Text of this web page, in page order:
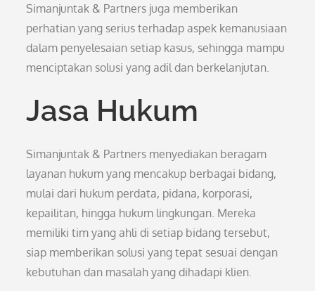
Simanjuntak & Partners juga memberikan
perhatian yang serius terhadap aspek kemanusiaan
dalam penyelesaian setiap kasus, sehingga mampu
menciptakan solusi yang adil dan berkelanjutan.
Jasa Hukum
Simanjuntak & Partners menyediakan beragam
layanan hukum yang mencakup berbagai bidang,
mulai dari hukum perdata, pidana, korporasi,
kepailitan, hingga hukum lingkungan. Mereka
memiliki tim yang ahli di setiap bidang tersebut,
siap memberikan solusi yang tepat sesuai dengan
kebutuhan dan masalah yang dihadapi klien.